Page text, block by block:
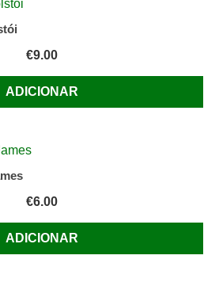
€9.00
ADICIONAR
€6.00
ADICIONAR